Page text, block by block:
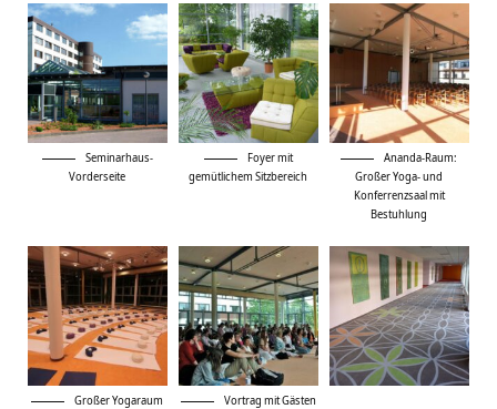
Seminarhaus-
Vorderseite
Foyer mit
gemütlichem Sitzbereich
Ananda-Raum:
Großer Yoga- und
Konferrenzsaal mit
Bestuhlung
Großer Yogaraum
Vortrag mit Gästen